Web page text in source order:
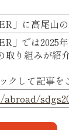
に高尾山
では2025
り組みが紹
して記事を